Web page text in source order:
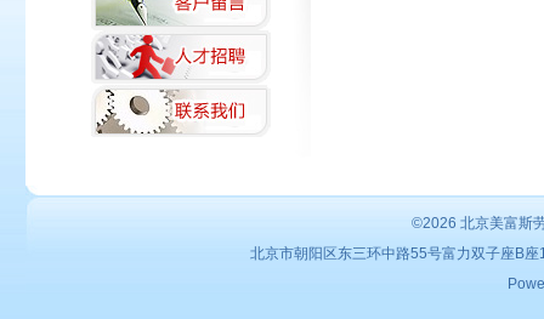
©2026 北京美富斯
北京市朝阳区东三环中路55号富力双子座B